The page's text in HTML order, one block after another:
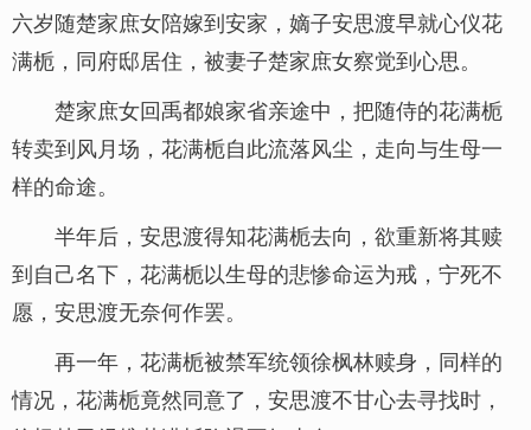
六岁随楚家庶女陪嫁到安家，嫡子安思渡早就心仪花
满栀，同府邸居住，被妻子楚家庶女察觉到心思。
楚家庶女回禹都娘家省亲途中，把随侍的花满栀
转卖到风月场，花满栀自此流落风尘，走向与生母一
样的命途。
半年后，安思渡得知花满栀去向，欲重新将其赎
到自己名下，花满栀以生母的悲惨命运为戒，宁死不
愿，安思渡无奈何作罢。
再一年，花满栀被禁军统领徐枫林赎身，同样的
情况，花满栀竟然同意了，安思渡不甘心去寻找时，